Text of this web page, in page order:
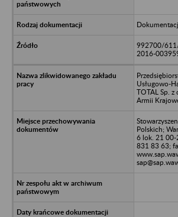
992700/
2016-
Usługowo-
TOTAL Sp. z
Armii
Polskich;
6 lok. 21 00-
831 83 63;